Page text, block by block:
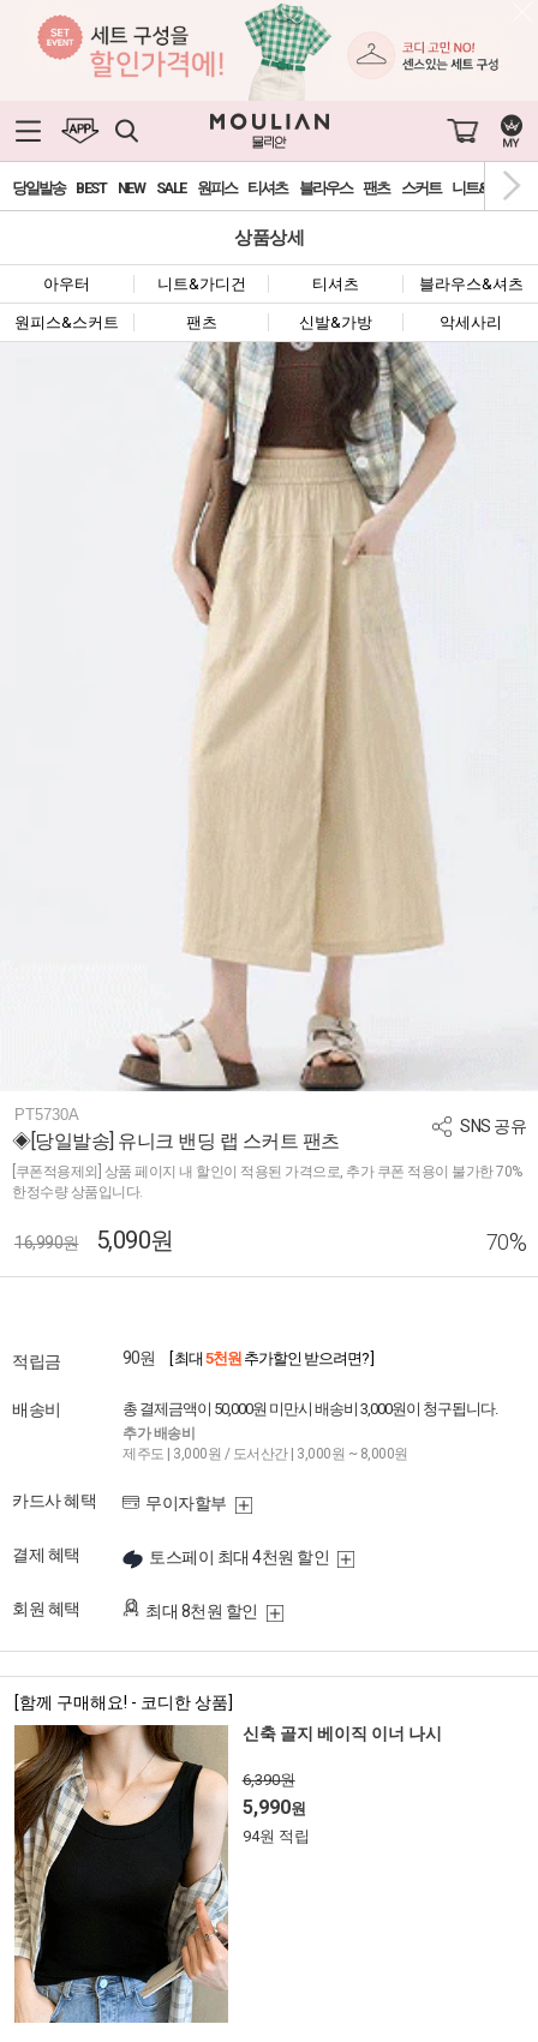
당일발송 BEST NEW SALE 원피스 티셔츠 블라우스 팬츠 스커트 니트&가디건
상품상세
아우터 니트&가디건 티셔츠 블라우스&셔츠
원피스&스커트 팬츠 신발&가방 악세사리
SNS 공유
PT5730A
◈[당일발송] 유니크 밴딩 랩 스커트 팬츠
[쿠폰적용제외] 상품 페이지 내 할인이 적용된 가격으로, 추가 쿠폰 적용이 불가한 70%
한정수량 상품입니다.
16,990원 5,090원 70%
적립금 90원 [ 최대 5천원 추가할인 받으려면? ]
배송비 총 결제금액이 50,000원 미만시 배송비 3,000원이 청구됩니다.
추가 배송비
제주도 | 3,000원 / 도서산간 | 3,000원 ~ 8,000원
카드사 혜택 무이자할부
결제 혜택 토스페이 최대 4천원 할인
회원 혜택 최대 8천원 할인
[함께 구매해요! - 코디한 상품]
신축 골지 베이직 이너 나시
6,390원
5,990원
94원 적립